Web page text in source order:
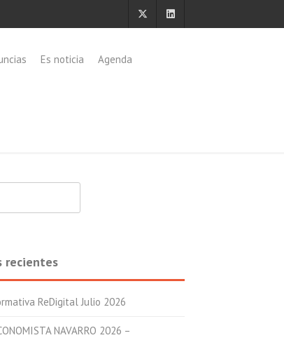
Es noticia Agenda
recientes
ReDigital Julio 2026
NAVARRO 2026 –